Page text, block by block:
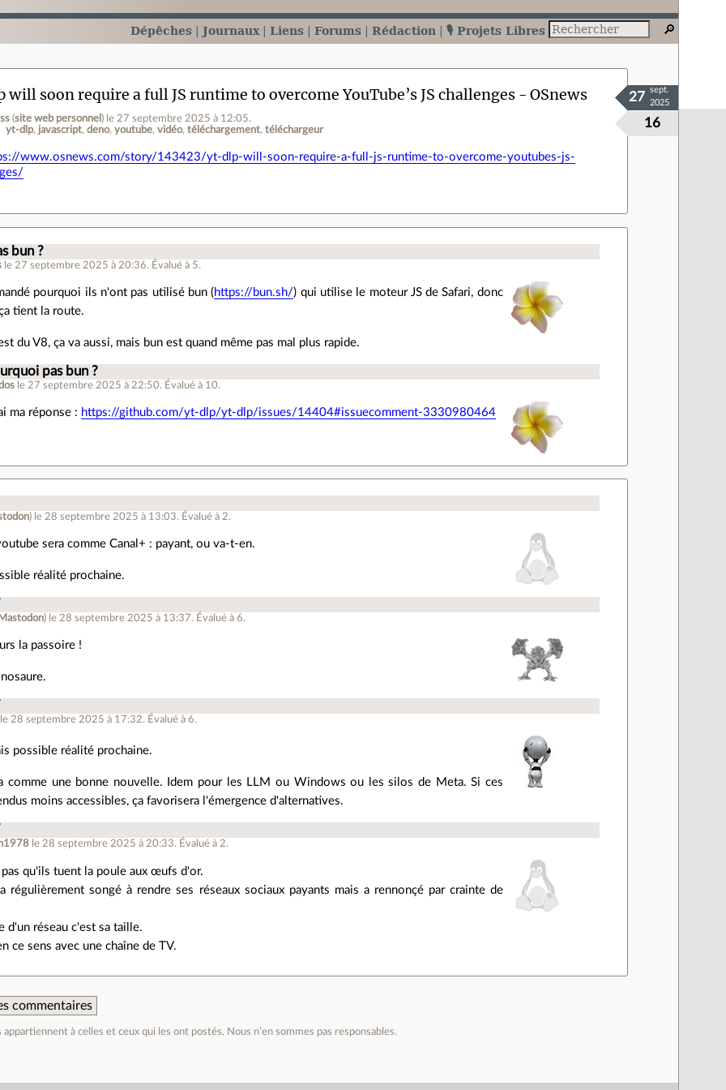
Dépêches Journaux Liens Forums Rédaction 🎙️ Projets Libres
will soon require a full JS runtime to overcome YouTube’s JS challenges - OSnews
(site web personnel ) le 27 septembre 2025 à 12:05.
yt-dlp javascript deno youtube vidéo téléchargement téléchargeur 16
27
sept.
2025
www.osnews.com/story/143423/yt-dlp-will-soon-require-a-full-js-runtime-to-overcome-youtubes-js-
bun ?
le 27 septembre 2025 à 20:36. Évalué à 5.
pourquoi ils n'ont pas utilisé bun ( https://bun.sh/) qui utilise le moteur JS de Safari, donc
tient la route.
du V8, ça va aussi, mais bun est quand même pas mal plus rapide.
pas bun ?
le 27 septembre 2025 à 22:50. Évalué à 10.
ma réponse : https://github.com/yt-dlp/yt-dlp/issues/14404#issuecomment-3330980464
) le 28 septembre 2025 à 13:03. Évalué à 2.
sera comme Canal+ : payant, ou va-t-en.
réalité prochaine.
) le 28 septembre 2025 à 13:37. Évalué à6.
la passoire !
le 28 septembre 2025 à 17:32. Évalué à6.
possible réalité prochaine.
comme une bonne nouvelle. Idem pour les LLM ou Windows ou les silos de Meta. Si ces
moins accessibles, ça favorisera l'émergence d'alternatives.
le 28 septembre 2025 à 20:33. Évalué à 2.
pas qu'ils tuent la poule aux œufs d'or.
régulièrement songé à rendre ses réseaux sociaux payants mais a rennonçé par crainte de
d'un réseau c'est sa taille.
ce sens avec une chaîne de TV.
commentaires
à celles et ceux qui les ont postés. Nous n’en sommes pas responsables.